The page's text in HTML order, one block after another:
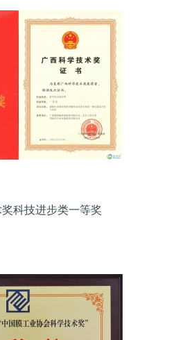
科技进步类一等奖